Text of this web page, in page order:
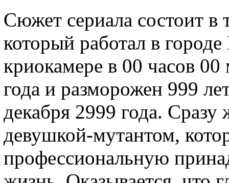
Сюжет сериала состоит
который работал в
криокамере в 00 часов
года и разморожен 999
декабря 2999 года. Сразу
девушкой-мутантом,
профессиональную